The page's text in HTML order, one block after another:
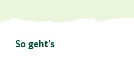
So geht’s